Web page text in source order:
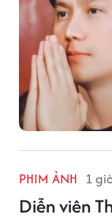
PHIM ẢNH 1
Diễn viên